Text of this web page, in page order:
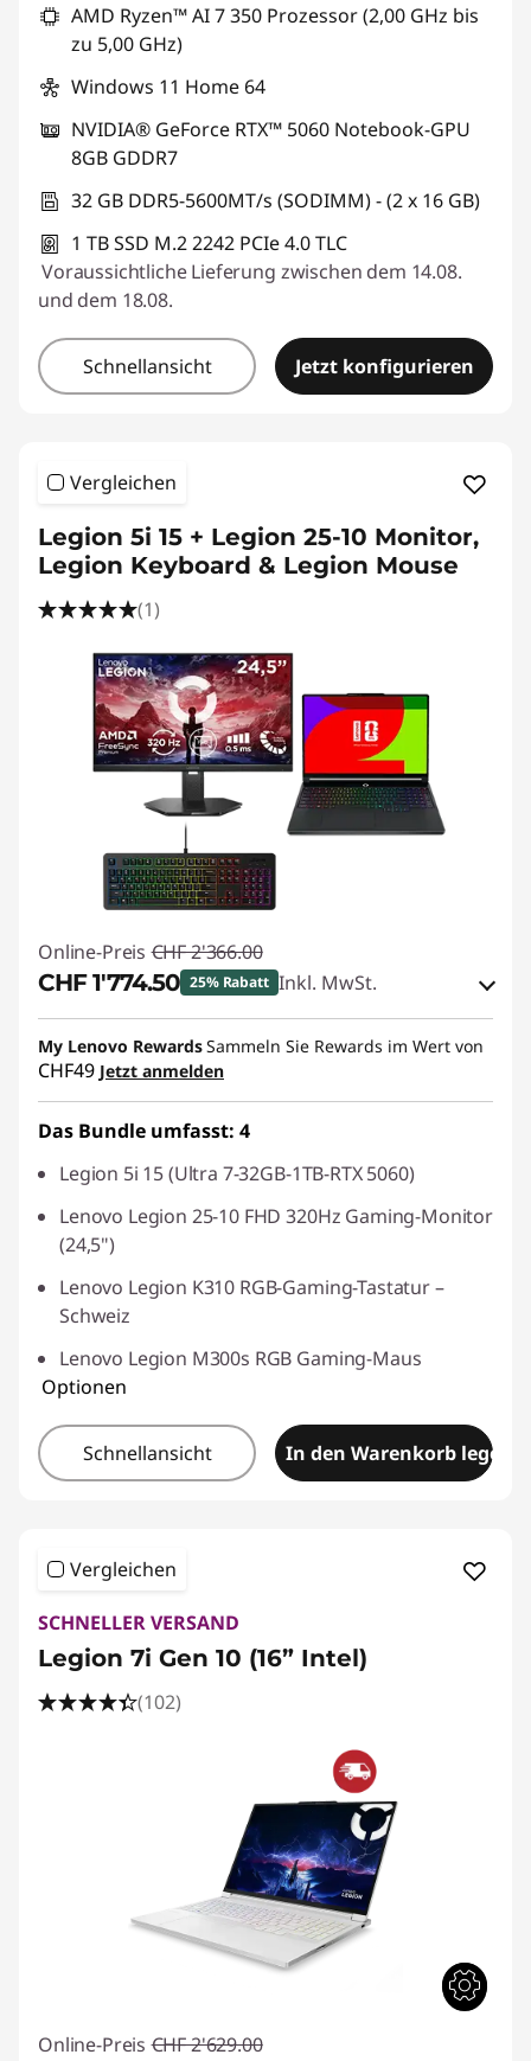
AMD Ryzen™ AI 7 350 Prozessor (2,00 GHz bis
zu 5,00 GHz)
Windows 11 Home 64
NVIDIA® GeForce RTX™ 5060 Notebook-GPU
8GB GDDR7
32 GB DDR5-5600MT/s (SODIMM) - (2 x 16 GB)
1 TB SSD M.2 2242 PCIe 4.0 TLC
Voraussichtliche Lieferung zwischen dem 14.08.
und dem 18.08.
Schnellansicht Jetzt konfigurieren
Vergleichen
Legion 5i 15 + Legion 25-10 Monitor,
Legion Keyboard & Legion Mouse
(1)
Online-Preis CHF 2'366.00
CHF 1'774.50 25% Rabatt Inkl. MwSt.
eCoupon-Rabatt :-CHF 591.50
eCoupon :SALES
My Lenovo RewardsSammeln Sie Rewards im Wert von
CHF49 Jetzt anmelden
Das Bundle umfasst: 4
Legion 5i 15 (Ultra 7-32GB-1TB-RTX 5060)
Lenovo Legion 25-10 FHD 320Hz Gaming-Monitor
(24,5")
Lenovo Legion K310 RGB-Gaming-Tastatur –
Schweiz
Lenovo Legion M300s RGB Gaming-Maus
Optionen
Schnellansicht In den Warenkorb legen
Vergleichen
SCHNELLER VERSAND
Legion 7i Gen 10 (16” Intel)
(102)
Online-Preis CHF 2'629.00